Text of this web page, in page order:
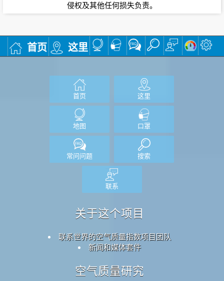
侵权及其他任何损失负责。
首页 这里
首页 这里
地图 口罩
常问问题 搜索
联系
关于这个项目
联系世界的空气质量指数项目团队
新闻和媒体套件
空气质量研究